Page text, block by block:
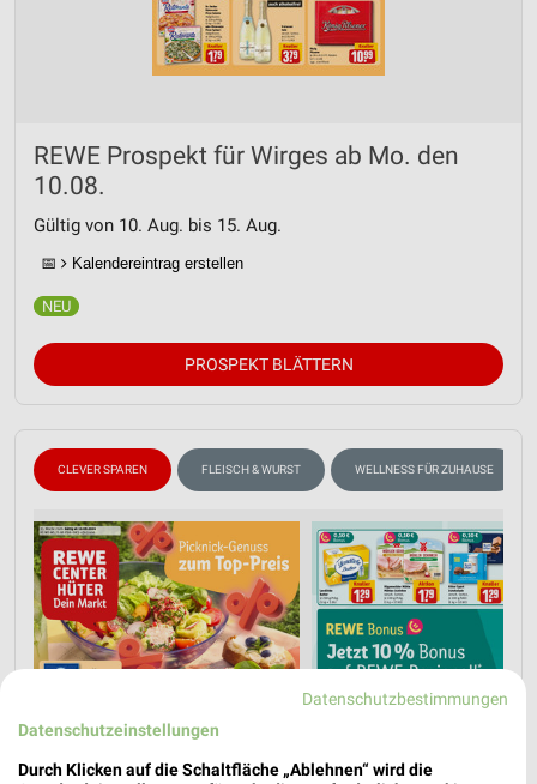
REWE Prospekt für Wirges ab Mo. den
10.08.
Gültig von 10. Aug. bis 15. Aug.
📅 Kalendereintrag erstellen
PROSPEKT BLÄTTERN
CLEVER SPAREN FLEISCH & WURST WELLNESS FÜR ZUHAUSE
Datenschutzbestimmungen
Datenschutzeinstellungen
Durch Klicken auf die Schaltfläche „Ablehnen“ wird die